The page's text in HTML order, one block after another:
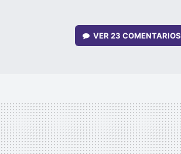
VER 23 COMENTARIOS